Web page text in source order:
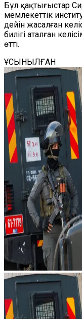
Бұл қақтығыстар
мемлекеттік
дейін жасалған
билігі аталған
өтті.
ҰСЫНЫЛҒАН